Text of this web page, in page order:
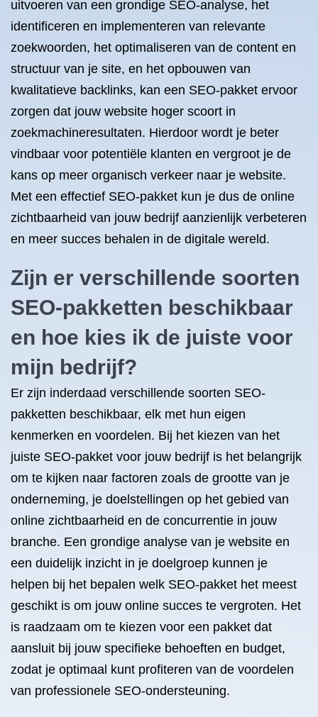
uitvoeren van een grondige SEO-analyse, het
identificeren en implementeren van relevante
zoekwoorden, het optimaliseren van de content en
structuur van je site, en het opbouwen van
kwalitatieve backlinks, kan een SEO-pakket ervoor
zorgen dat jouw website hoger scoort in
zoekmachineresultaten. Hierdoor wordt je beter
vindbaar voor potentiële klanten en vergroot je de
kans op meer organisch verkeer naar je website.
Met een effectief SEO-pakket kun je dus de online
zichtbaarheid van jouw bedrijf aanzienlijk verbeteren
en meer succes behalen in de digitale wereld.
Zijn er verschillende soorten
SEO-pakketten beschikbaar
en hoe kies ik de juiste voor
mijn bedrijf?
Er zijn inderdaad verschillende soorten SEO-
pakketten beschikbaar, elk met hun eigen
kenmerken en voordelen. Bij het kiezen van het
juiste SEO-pakket voor jouw bedrijf is het belangrijk
om te kijken naar factoren zoals de grootte van je
onderneming, je doelstellingen op het gebied van
online zichtbaarheid en de concurrentie in jouw
branche. Een grondige analyse van je website en
een duidelijk inzicht in je doelgroep kunnen je
helpen bij het bepalen welk SEO-pakket het meest
geschikt is om jouw online succes te vergroten. Het
is raadzaam om te kiezen voor een pakket dat
aansluit bij jouw specifieke behoeften en budget,
zodat je optimaal kunt profiteren van de voordelen
van professionele SEO-ondersteuning.